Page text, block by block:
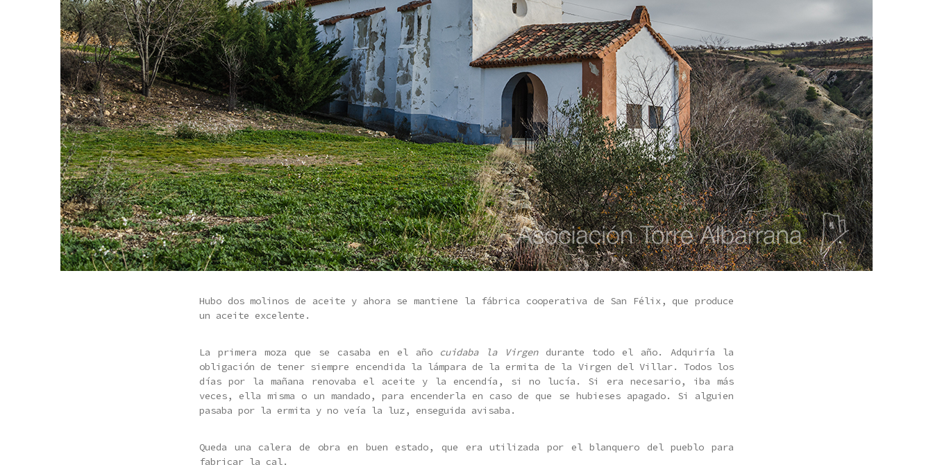
Hubo dos molinos de aceite y ahora se mantiene la fábrica cooperativa de San Félix, que produce
un aceite excelente.
La primera moza que se casaba en el año cuidaba la Virgendurante todo el año. Adquiría la
obligación de tener siempre encendida la lámpara de la ermita de la Virgen del Villar. Todos los
días por la mañana renovaba el aceite y la encendía, si no lucía. Si era necesario, iba más
veces, ella misma o un mandado, para encenderla en caso de que se hubieses apagado. Si alguien
pasaba por la ermita y no veía la luz, enseguida avisaba.
Queda una calera de obra en buen estado, que era utilizada por el blanquero del pueblo para
fabricar la cal.